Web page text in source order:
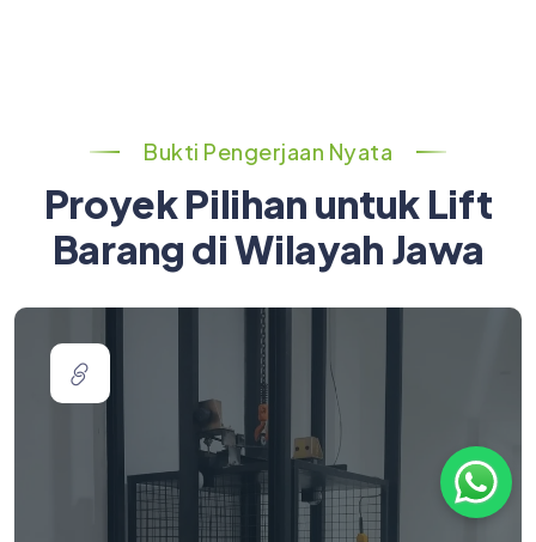
Bukti Pengerjaan Nyata
Proyek Pilihan untuk Lift
Barang di Wilayah Jawa